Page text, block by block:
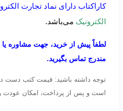
کاراکتاب دارای نماد تجارت
الکترونیک می‌باشد.
لطفاً پیش از خرید، جهت مشاوره یا
مندرج تماس بگیرید.
توجه داشته باشید: قیمت کتب دست
است و پس از پرداخت، امکان عودت